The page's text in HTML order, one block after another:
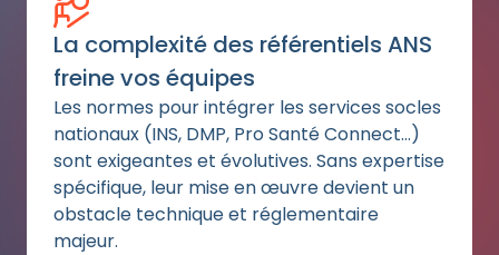
La complexité des référentiels ANS
freine vos équipes
Les normes pour intégrer les services socles
nationaux (INS, DMP, Pro Santé Connect…)
sont exigeantes et évolutives. Sans expertise
spécifique, leur mise en œuvre devient un
obstacle technique et réglementaire
majeur.